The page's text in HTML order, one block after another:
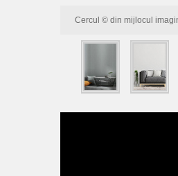
Cercul © din mijlocul